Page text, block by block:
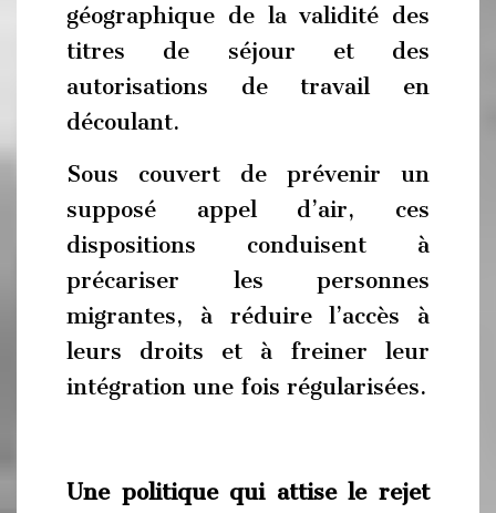
géographique de la validité des
titres de séjour et des
autorisations de travail en
découlant.
Sous couvert de prévenir un
supposé appel d’air, ces
dispositions conduisent à
précariser les personnes
migrantes, à réduire l’accès à
leurs droits et à freiner leur
intégration une fois régularisées.
Une politique qui attise le rejet